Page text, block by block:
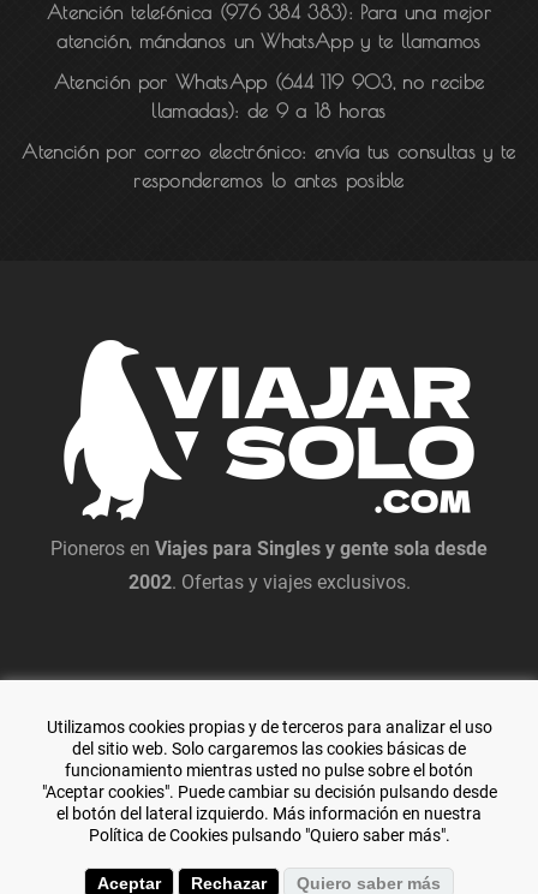
Atención telefónica (976 384 383): Para una mejor
atención, mándanos un WhatsApp y te llamamos
Atención por WhatsApp (644 119 903, no recibe
llamadas): de 9 a 18 horas
Atención por correo electrónico: envía tus consultas y te
responderemos lo antes posible
Pioneros en Viajes para Singles y gente sola desde
2002. Ofertas y viajes exclusivos.
Especialistas en viajes de aventura yEl Transiberiano
Utilizamos cookies propias y de terceros para analizar el uso
del sitio web. Solo cargaremos las cookies básicas de
funcionamiento mientras usted no pulse sobre el botón
"Aceptar cookies". Puede cambiar su decisión pulsando desde
el botón del lateral izquierdo. Más información en nuestra
Política de Cookies pulsando "Quiero saber más".
Aceptar Rechazar Quiero saber más